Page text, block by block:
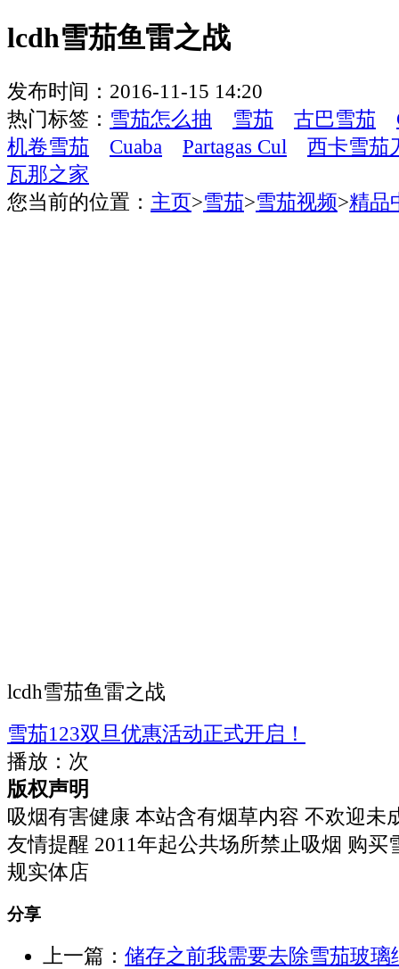
lcdh雪茄鱼雷之战
发布时间：2016-11-15 14:20
热门标签： 雪茄怎么抽 雪茄 古巴雪茄
机卷雪茄
Cuaba Partagas Cul
西卡雪茄
瓦那之家
您当前的位置： 主页>雪茄>雪茄视频>精品
lcdh雪茄鱼雷之战
雪茄123双旦优惠活动正式开启！
播放： 次
版权声明
吸烟有害健康 本站含有烟草内容 不欢迎未
友情提醒 2011年起公共场所禁止吸烟 购买
规实体店
分享
上一篇： 储存之前我需要去除雪茄玻璃